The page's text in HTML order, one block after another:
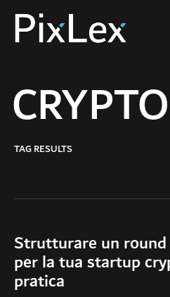
CRYPTO
TAG RESULTS
Strutturare un
per la tua startup
pratica